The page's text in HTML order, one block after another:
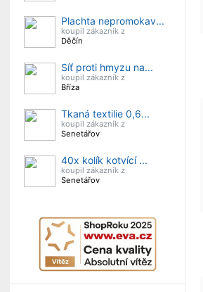
Plachta nepromokav...
koupil zákazník z
Děčín
Síť proti hmyzu na...
koupil zákazník z
Bříza
Tkaná textilie 0,6...
koupil zákazník z
Senetářov
40x kolík kotvící ...
koupil zákazník z
Senetářov